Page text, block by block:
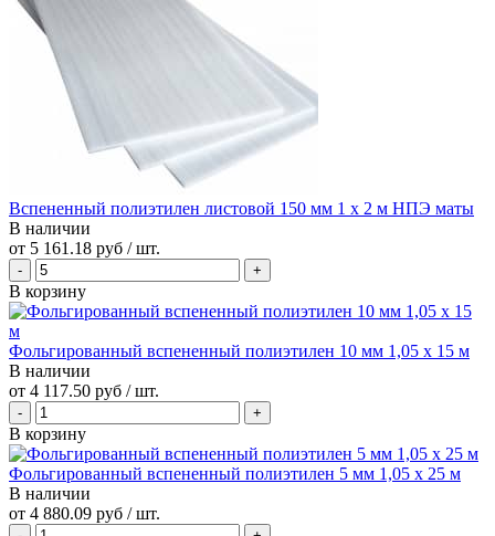
Вспененный полиэтилен листовой 150 мм 1 х 2 м НПЭ маты
В наличии
от 5 161.18 руб / шт.
В корзину
Фольгированный вспененный полиэтилен 10 мм 1,05 х 15 м
В наличии
от 4 117.50 руб / шт.
В корзину
Фольгированный вспененный полиэтилен 5 мм 1,05 х 25 м
В наличии
от 4 880.09 руб / шт.